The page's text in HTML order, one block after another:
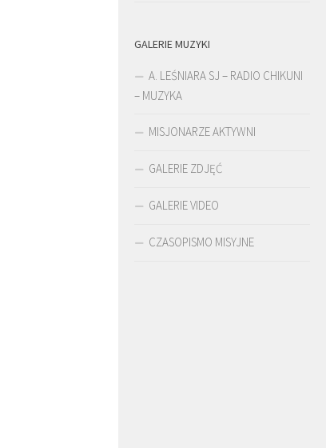
GALERIE MUZYKI
A. LEŚNIARA SJ – RADIO CHIKUNI
– MUZYKA
MISJONARZE AKTYWNI
GALERIE ZDJĘĆ
GALERIE VIDEO
CZASOPISMO MISYJNE